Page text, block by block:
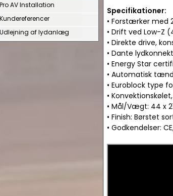
Pro AV Installation
Kundereferencer
Udlejning af lydanlæg
Specifikationer:
• Forstærker med
• Drift ved Low-Z
• Direkte drive,
• Dante
• Energy Star
• Automatisk
• Euroblock type
•
• Mål/Vægt: 44 x
• Finish: Børstet
• Godkendelser: